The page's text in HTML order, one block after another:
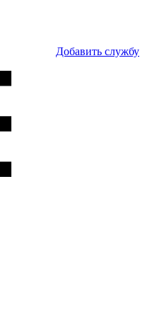
Добавить службу